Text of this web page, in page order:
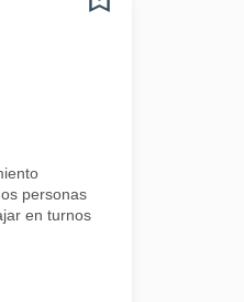
personas
en turnos